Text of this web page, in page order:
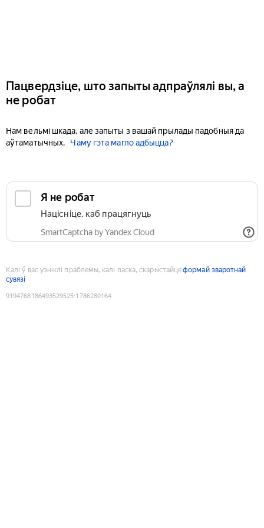
Пацвердзіце, што запыты адпраўлялі вы, а
не робат
Нам вельмі шкада, але запыты з вашай прылады падобныя да
аўтаматычных.
Чаму гэта магло адбыцца?
Я не робат
Націсніце, каб працягнуць
SmartCaptcha by Yandex Cloud
Калі ў вас узніклі праблемы, калі ласка, скарыстайцеформай зваротнай
сувязі
9194768186493529525:1786280164